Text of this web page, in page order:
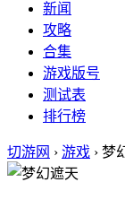
新闻
攻略
合集
游戏版号
测试表
排行榜
切游网 › 游戏 › 梦